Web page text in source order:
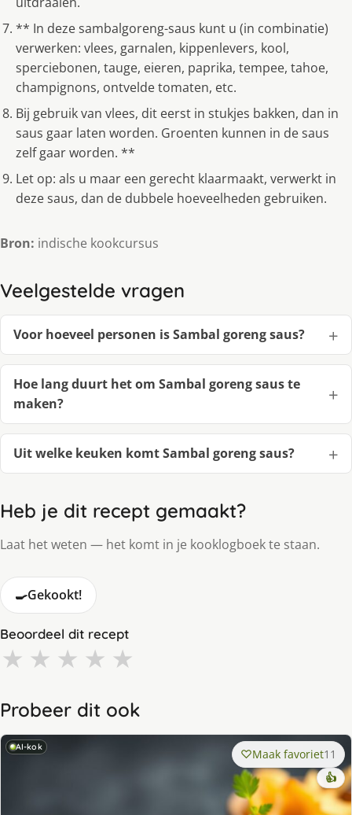
** In deze sambalgoreng-saus kunt u (in combinatie)
verwerken: vlees, garnalen, kippenlevers, kool,
sperciebonen, tauge, eieren, paprika, tempee, tahoe,
champignons, ontvelde tomaten, etc.
Bij gebruik van vlees, dit eerst in stukjes bakken, dan in
saus gaar laten worden. Groenten kunnen in de saus
zelf gaar worden. **
Let op: als u maar een gerecht klaarmaakt, verwerkt in
deze saus, dan de dubbele hoeveelheden gebruiken.
Bron: indische kookcursus
Veelgestelde vragen
Voor hoeveel personen is Sambal goreng saus?
Hoe lang duurt het om Sambal goreng saus te
maken?
Uit welke keuken komt Sambal goreng saus?
Heb je dit recept gemaakt?
Laat het weten — het komt in je kooklogboek te staan.
🍳Gekookt!
Beoordeel dit recept
★ ★ ★ ★ ★
Probeer dit ook
AI-kok Maak favoriet11
👍